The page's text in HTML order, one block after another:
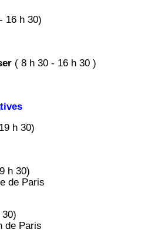
16 h 30)
( 8 h 30 - 16 h 30 )
h 30)
h 30)
de Paris
de Paris